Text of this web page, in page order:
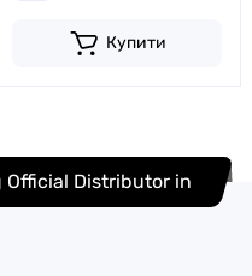
Купити
Official Distributor in